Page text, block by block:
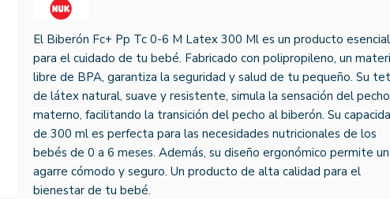
El Biberón Fc+ Pp Tc 0-6 M Latex 300 Ml es un producto esencial
para el cuidado de tu bebé. Fabricado con polipropileno, un
libre de BPA, garantiza la seguridad y salud de tu pequeño. Su
de látex natural, suave y resistente, simula la sensación del pecho
materno, facilitando la transición del pecho al biberón. Su
de 300 ml es perfecta para las necesidades nutricionales de los
bebés de 0 a 6 meses. Además, su diseño ergonómico permite un
agarre cómodo y seguro. Un producto de alta calidad para el
bienestar de tu bebé.